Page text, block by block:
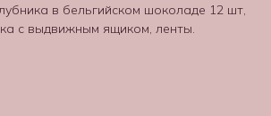
в бельгийском шоколаде 12 шт,
с выдвижным ящиком, ленты.